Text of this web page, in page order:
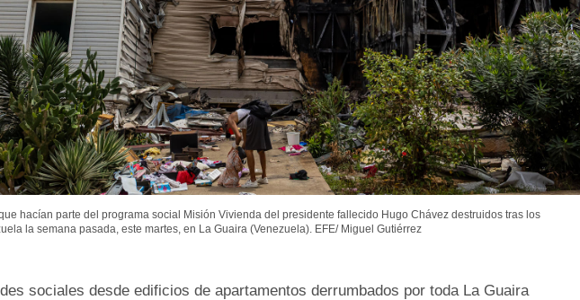
hacían parte del programa social Misión Vivienda del presidente fallecido Hugo Chávez destruidos tras los
la semana pasada, este martes, en La Guaira (Venezuela). EFE/ Miguel Gutiérrez
sociales desde edificios de apartamentos derrumbados por toda La Guaira